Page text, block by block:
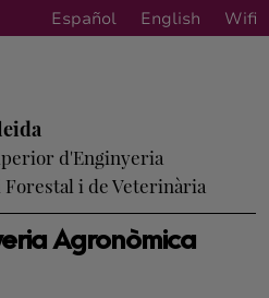
Español English Wifi
Agronòmica
d'Enginyeria
i de Veterinària